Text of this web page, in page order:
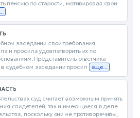
пенсию по старости, мотивировав свои
заседании свои требования
и просила удовлетворить их по
Представитель ответчика
заседании просил
еще...
суд считает возможным принять
свидетелей, так и имеющиеся в деле
поскольку они не противоречивы,